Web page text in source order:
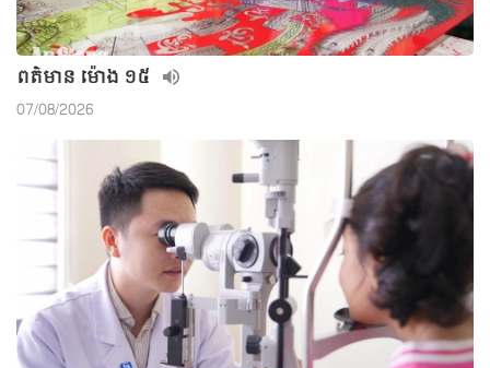
ពត៌មាន ម៉ោង ១៥
07/08/2026